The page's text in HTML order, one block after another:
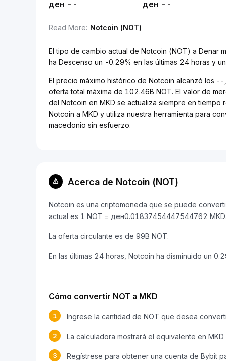
ден -- ден --
Read More: Notcoin (NOT)
El tipo de cambio actual de Notcoin (NOT) a
ha Descenso un -0.29% en las últimas 24 horas y
El precio máximo histórico de Notcoin alcanzó los
oferta total máxima de 102.46B NOT. El valor de
del Notcoin en MKD se actualiza siempre en
Notcoin a MKD y utiliza nuestra herramienta para
macedonio sin esfuerzo.
Acerca de Notcoin (NOT)
Notcoin es una criptomoneda que se puede
actual es 1 NOT = ден0.01837454447544762 MKD.
La oferta circulante es de 99B NOT.
En las últimas 24 horas, Notcoin ha disminuido un
Cómo convertir NOT a MKD
1 Ingrese la cantidad de NOT que desea
2 La calculadora mostrará el equivalente en MKD
3 Regístrese para obtener una cuenta de Bybit